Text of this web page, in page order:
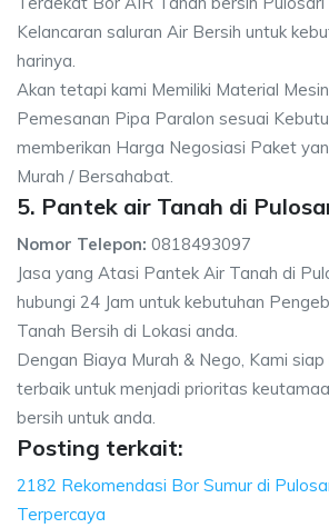
Kelancaran saluran Air Bersih untuk
harinya.
Akan tetapi kami Memiliki Material
Pemesanan Pipa Paralon sesuai
memberikan Harga Negosiasi Paket
Murah / Bersahabat.
5. Pantek air Tanah di
Nomor Telepon: 0818493097
Jasa yang Atasi Pantek Air Tanah di
hubungi 24 Jam untuk kebutuhan
Tanah Bersih di Lokasi anda.
Dengan Biaya Murah & Nego, Kami
terbaik untuk menjadi prioritas
bersih untuk anda.
Posting terkait:
2182 Rekomendasi Bor Sumur di
Terpercaya